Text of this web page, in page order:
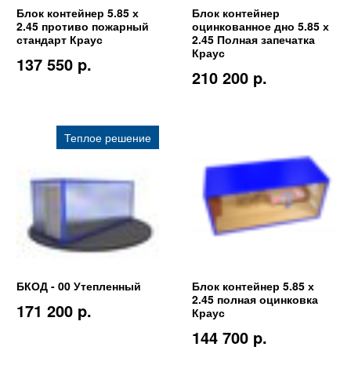
Блок контейнер 5.85 х
2.45 противо пожарный
стандарт Краус
137 550 p.
Блок контейнер
оцинкованное дно 5.85 х
2.45 Полная запечатка
Краус
210 200 p.
Теплое решение
БКОД - 00 Утепленный
171 200 p.
Блок контейнер 5.85 х
2.45 полная оцинковка
Краус
144 700 p.